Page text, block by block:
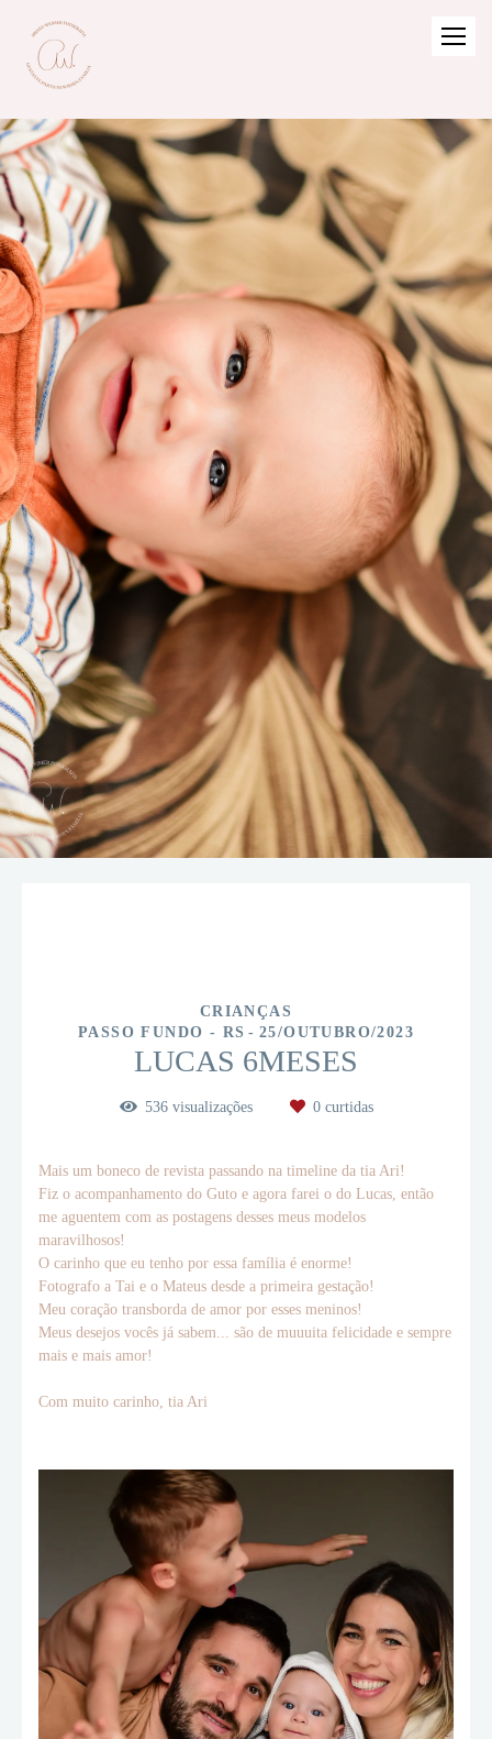
CRIANÇAS
PASSO FUNDO - RS
25/OUTUBRO/2023
LUCAS 6MESES
536visualizações 0curtidas
Mais um boneco de revista passando na timeline da tia Ari!
Fiz o acompanhamento do Guto e agora farei o do Lucas, então
me aguentem com as postagens desses meus modelos
maravilhosos!
O carinho que eu tenho por essa família é enorme!
Fotografo a Tai e o Mateus desde a primeira gestação!
Meu coração transborda de amor por esses meninos!
Meus desejos vocês já sabem... são de muuuita felicidade e sempre
mais e mais amor!
Com muito carinho, tia Ari